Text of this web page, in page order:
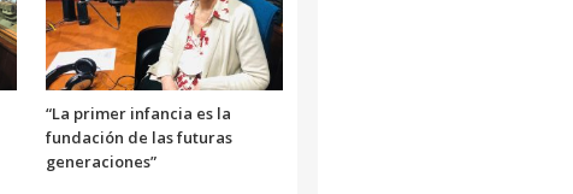
“La primer infancia es la
fundación de las futuras
generaciones”